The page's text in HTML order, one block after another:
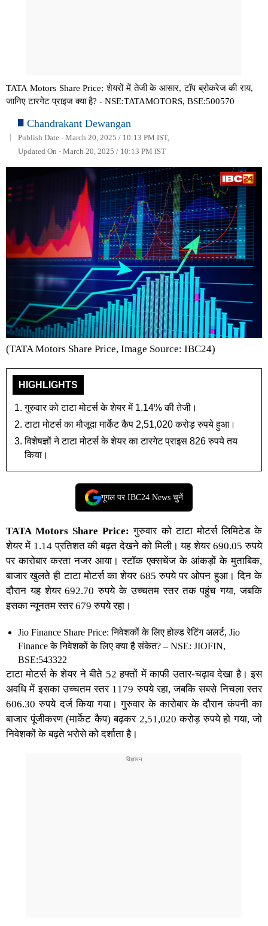
TATA Motors Share Price: शेयरों में तेजी के आसार, टॉप ब्रोकरेज की राय,
जानिए टारगेट प्राइज क्या है? - NSE:TATAMOTORS, BSE:500570
Chandrakant Dewangan
Publish Date - March 20, 2025 / 10:13 PM IST,
Updated On - March 20, 2025 / 10:13 PM IST
(TATA Motors Share Price, Image Source: IBC24)
HIGHLIGHTS
गुरुवार को टाटा मोटर्स के शेयर में 1.14% की तेजी।
टाटा मोटर्स का मौजूदा मार्केट कैप 2,51,020 करोड़ रुपये हुआ।
विशेषज्ञों ने टाटा मोटर्स के शेयर का टारगेट प्राइस 826 रुपये तय
किया।
गूगल पर IBC24 News चुनें
TATA Motors Share Price: गुरुवार को टाटा मोटर्स लिमिटेड के
शेयर में 1.14 प्रतिशत की बढ़त देखने को मिली। यह शेयर 690.05 रुपये
पर कारोबार करता नजर आया। स्टॉक एक्सचेंज के आंकड़ों के मुताबिक,
बाजार खुलते ही टाटा मोटर्स का शेयर 685 रुपये पर ओपन हुआ। दिन के
दौरान यह शेयर 692.70 रुपये के उच्चतम स्तर तक पहुंच गया, जबकि
इसका न्यूनतम स्तर 679 रुपये रहा।
Jio Finance Share Price: निवेशकों के लिए होल्ड रेटिंग अलर्ट, Jio
Finance के निवेशकों के लिए क्या है संकेत? – NSE: JIOFIN,
BSE:543322
टाटा मोटर्स के शेयर ने बीते 52 हफ्तों में काफी उतार-चढ़ाव देखा है। इस
अवधि में इसका उच्चतम स्तर 1179 रुपये रहा, जबकि सबसे निचला स्तर
606.30 रुपये दर्ज किया गया। गुरुवार के कारोबार के दौरान कंपनी का
बाजार पूंजीकरण (मार्केट कैप) बढ़कर 2,51,020 करोड़ रुपये हो गया, जो
निवेशकों के बढ़ते भरोसे को दर्शाता है।